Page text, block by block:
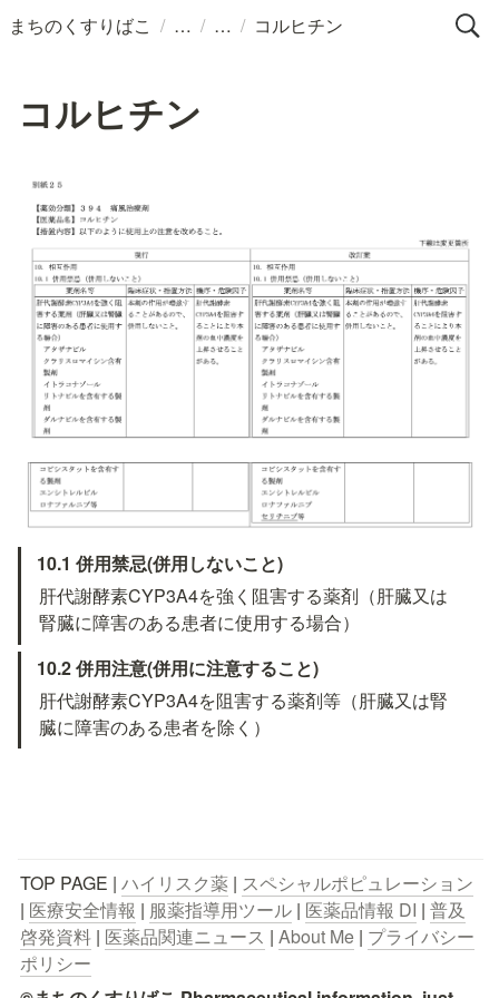
まちのくすりばこ / / / コルヒチン
コルヒチン
10.1 併用禁忌(併用しないこと)
肝代謝酵素CYP3A4を強く阻害する薬剤（肝臓又は
腎臓に障害のある患者に使用する場合）
10.2 併用注意(併用に注意すること)
肝代謝酵素CYP3A4を阻害する薬剤等（肝臓又は腎
臓に障害のある患者を除く）
TOP PAGE | ハイリスク薬 | スペシャルポピュレーション
| 医療安全情報 | 服薬指導用ツール | 医薬品情報 DI | 普及
啓発資料 | 医薬品関連ニュース | About Me | プライバシー
ポリシー